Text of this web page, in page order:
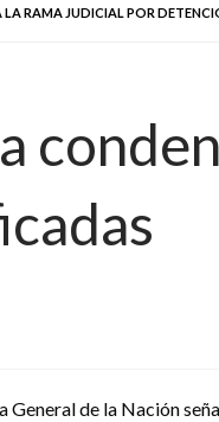
RAMA JUDICIAL POR
General de la Nación